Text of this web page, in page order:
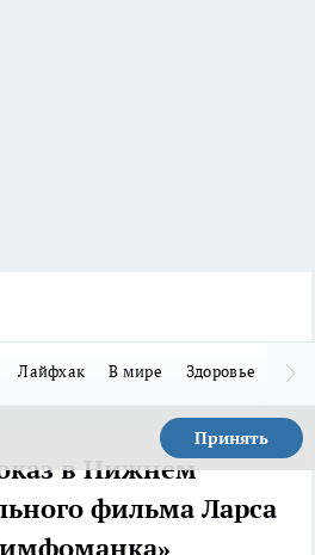
Лайфхак В мире Здоровье
Принять
в Нижнем
фильма Ларса